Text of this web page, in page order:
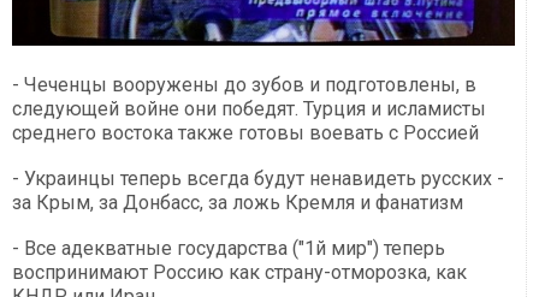
- Чеченцы вооружены до зубов и подготовлены, в
следующей войне они победят. Турция и исламисты
среднего востока также готовы воевать с Россией
- Украинцы теперь всегда будут ненавидеть русских -
за Крым, за Донбасс, за ложь Кремля и фанатизм
- Все адекватные государства ("1й мир") теперь
воспринимают Россию как страну-отморозка, как